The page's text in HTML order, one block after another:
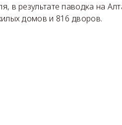
в результате паводка на
домов и 816 дворов.